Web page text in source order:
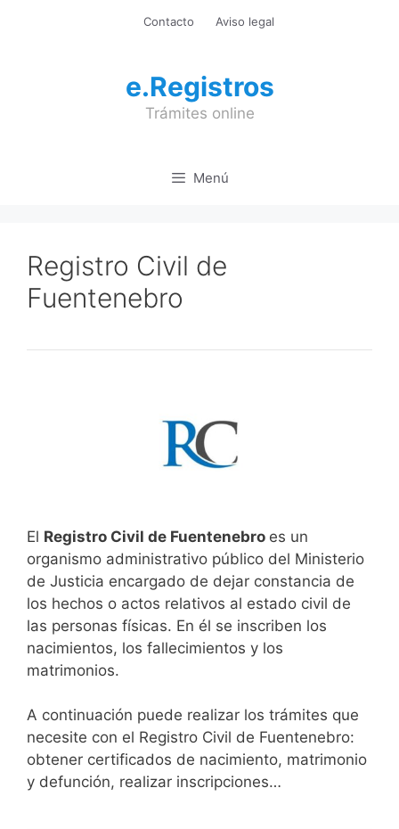
Contacto Aviso legal
e.Registros
Trámites online
Menú
Registro Civil de
Fuentenebro
El Registro Civil de Fuentenebro es un
organismo administrativo público del Ministerio
de Justicia encargado de dejar constancia de
los hechos o actos relativos al estado civil de
las personas físicas. En él se inscriben los
nacimientos, los fallecimientos y los
matrimonios.
A continuación puede realizar los trámites que
necesite con el Registro Civil de Fuentenebro:
obtener certificados de nacimiento, matrimonio
y defunción, realizar inscripciones…